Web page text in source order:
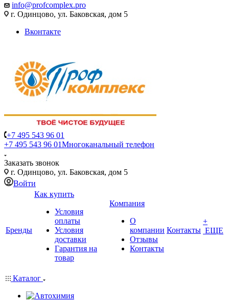
info@profcomplex.pro
г. Одинцово, ул. Баковская, дом 5
Вконтакте
+7 495 543 96 01
+7 495 543 96 01Многоканальный телефон
Заказать звонок
г. Одинцово, ул. Баковская, дом 5
Войти
Бренды
Как купить
Условия
оплаты
Условия
доставки
Гарантия на
товар
Компания
О
компании
Отзывы
Контакты
Контакты
+
ЕЩЕ
Каталог